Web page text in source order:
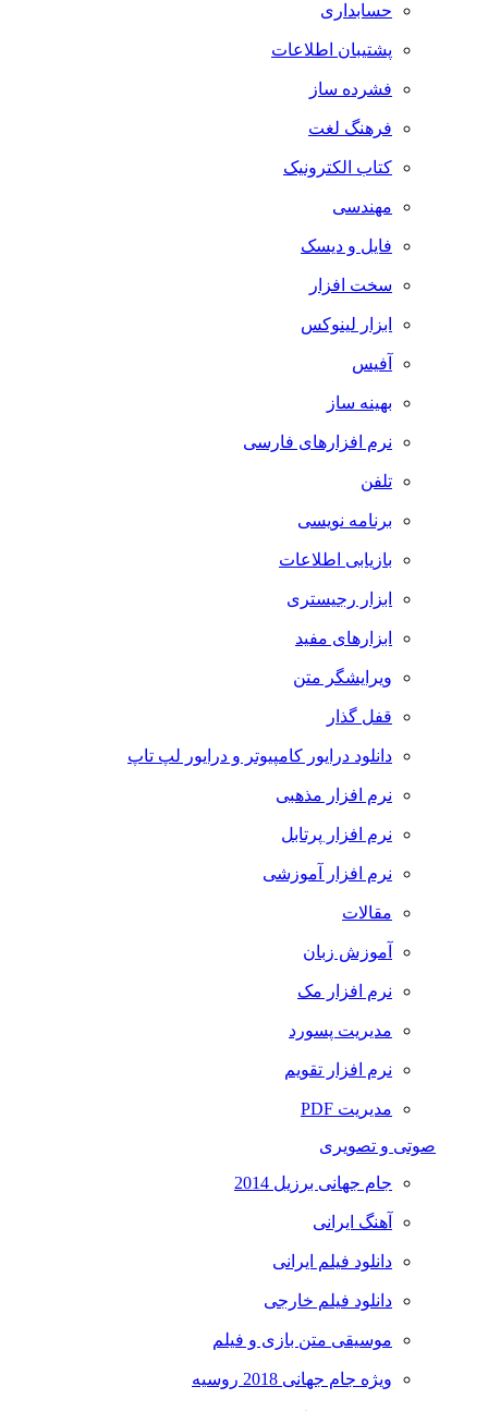
حسابداری
پشتیبان اطلاعات
فشرده ساز
فرهنگ لغت
کتاب الکترونیک
مهندسی
فایل و دیسک
سخت افزار
ابزار لینوکس
آفیس
بهینه ساز
نرم افزارهای فارسی
تلفن
برنامه نویسی
بازیابی اطلاعات
ابزار رجیستری
ابزارهای مفید
ویرایشگر متن
قفل گذار
دانلود درایور کامپیوتر و درایور لپ تاپ
نرم افزار مذهبی
نرم افزار پرتابل
نرم افزار آموزشی
مقالات
آموزش زبان
نرم افزار مک
مدیریت پسورد
نرم افزار تقویم
مدیریت PDF
صوتی و تصویری
جام جهانی برزیل 2014
آهنگ ایرانی
دانلود فیلم ایرانی
دانلود فیلم خارجی
موسیقی متن بازی و فیلم
ویژه جام جهانی 2018 روسیه